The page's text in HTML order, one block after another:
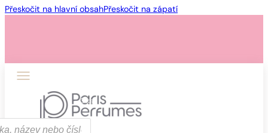
Přeskočit na hlavní obsahPřeskočit na zápatí
1 - 3 ks